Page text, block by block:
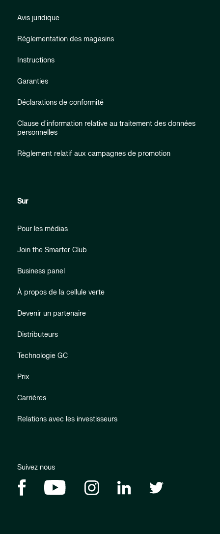
Avis juridique
Réglementation des magasins
Instructions
Garanties
Déclarations de conformité
Clause d'information relative au traitement des données
personnelles
Règlement relatif aux campagnes de promotion
Sur
Pour les médias
Join the Smarter Club
Business panel
À propos de la cellule verte
Devenir un partenaire
Distributeurs
Technologie GC
Prix
Carrières
Relations avec les investisseurs
Suivez nous